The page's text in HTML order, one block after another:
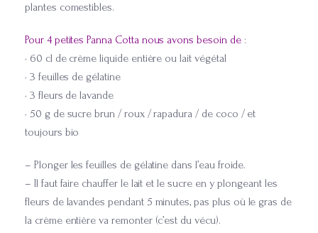
plantes comestibles.
Pour 4 petites Panna Cotta nous avons besoin de:
• 60 cl de crème liquide entière ou lait végétal
• 3 feuilles de gélatine
• 3 fleurs de lavande
• 50 g de sucre brun / roux / rapadura / de coco / et
toujours bio
– Plonger les feuilles de gélatine dans l’eau froide.
– Il faut faire chauffer le lait et le sucre en y plongeant les
fleurs de lavandes pendant 5 minutes, pas plus où le gras de
la crème entière va remonter (c’est du vécu).